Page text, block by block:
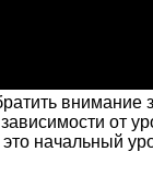
внимание
от
начальный